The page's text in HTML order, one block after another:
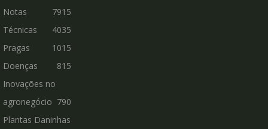
7915
Notas
Técnicas
4035
Pragas
1015
Doenças
815
Inovações no
agronegócio 790
Plantas Daninhas